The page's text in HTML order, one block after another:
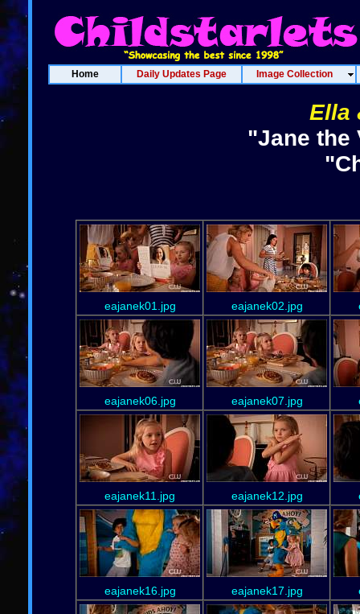
Home Daily Updates Page Image Collection
Ella
"Jane the
eajanek01.jpg eajanek02.jpg
eajanek06.jpg eajanek07.jpg
eajanek11.jpg eajanek12.jpg
eajanek16.jpg eajanek17.jpg